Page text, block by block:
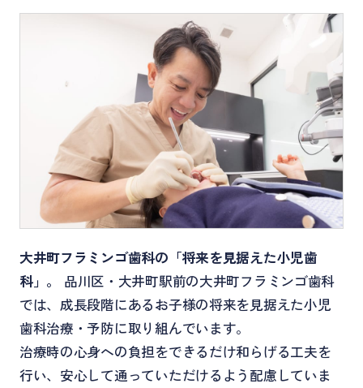
大井町フラミンゴ歯科の「将来を見据えた小児歯
科」。
品川区・大井町駅前の大井町フラミンゴ歯科
では、成長段階にあるお子様の将来を見据えた小児
歯科治療・予防に取り組んでいます。
治療時の心身への負担をできるだけ和らげる工夫を
行い、安心して通っていただけるよう配慮していま